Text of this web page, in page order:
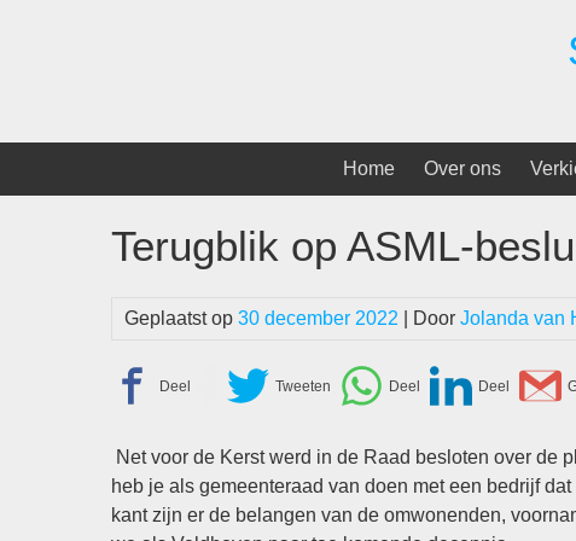
Home Over ons
Terugblik op ASML-
Geplaatst op 30 december 2022 | Door Jolanda van
Net voor de Kerst werd in de Raad besloten over de
heb je als gemeenteraad van doen met een bedrijf
kant zijn er de belangen van de omwonenden,